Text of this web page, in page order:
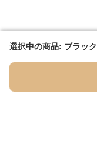
選択中の商品: ブラック
選択中の商品: ブラック